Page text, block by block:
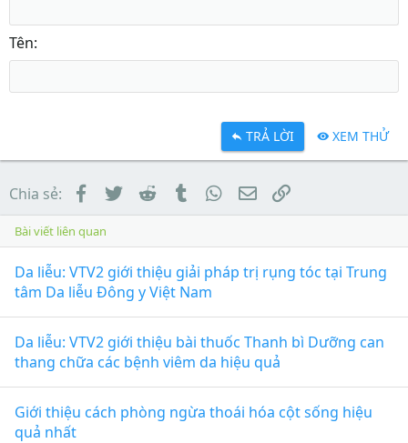
Tên
TRẢ LỜI XEM THỬ
Chia sẻ: Facebook
TwitterReddit Tumblr WhatsApp
EmailLink
Bài viết liên quan
Da liễu: VTV2 giới thiệu giải pháp trị rụng tóc tại Trung
tâm Da liễu Đông y Việt Nam
Da liễu: VTV2 giới thiệu bài thuốc Thanh bì Dưỡng can
thang chữa các bệnh viêm da hiệu quả
Giới thiệu cách phòng ngừa thoái hóa cột sống hiệu
quả nhất